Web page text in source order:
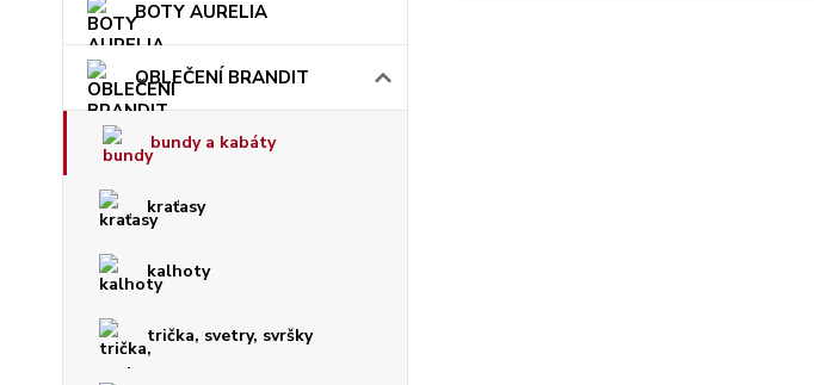
BOTY AURELIA
OBLEČENÍ BRANDIT
bundy a kabáty
kraťasy
kalhoty
trička, svetry, svršky